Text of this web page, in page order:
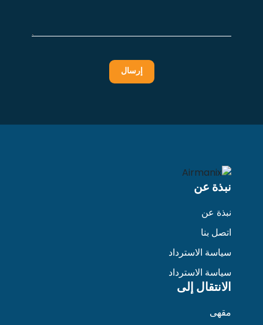
نبذة عن
نبذة عن
اتصل بنا
سياسة الاسترداد
سياسة الاسترداد
الانتقال إلى
مقهى